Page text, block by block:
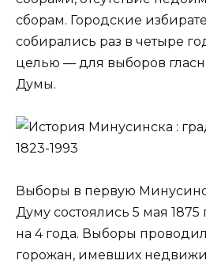
сборам. Городские
собирались раз в четыре
целью — для выборов
Думы.
Выборы в первую
Думу состоялись 5 мая 1875
на 4 года. Выборы
горожан, имевших